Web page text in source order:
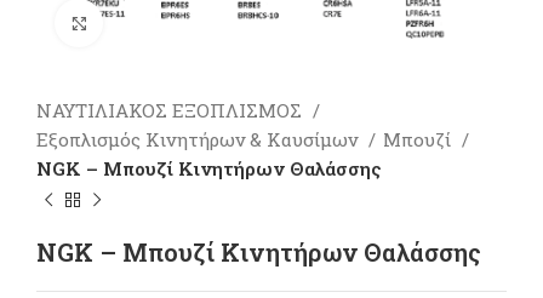
Πατήστε για μεγέθυνση
ΝΑΥΤΙΛΙΑΚΟΣ ΕΞΟΠΛΙΣΜΟΣ
Εξοπλισμός Κινητήρων & Καυσίμων
Μπουζί
NGK – Μπουζί Κινητήρων Θαλάσσης
NGK – Μπουζί Κινητήρων Θαλάσσης